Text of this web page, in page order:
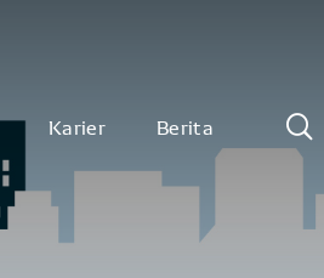
Karier Berita